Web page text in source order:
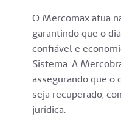
O Mercomax atua
garantindo que o
confiável e
Sistema. A
assegurando que o
seja recuperado,
jurídica.